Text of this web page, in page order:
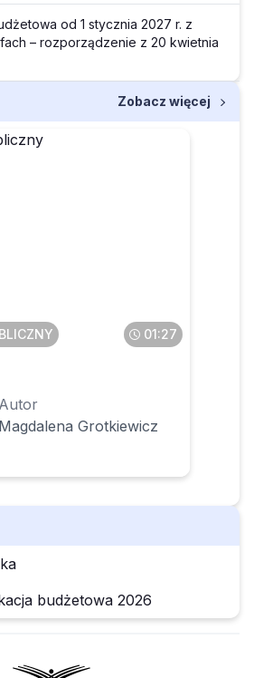
od 1 stycznia 2027 r. z
– rozporządzenie z 20 kwietnia
Zobacz więcej
01:27
Autor
Magdalena Grotkiewicz
budżetowa 2026